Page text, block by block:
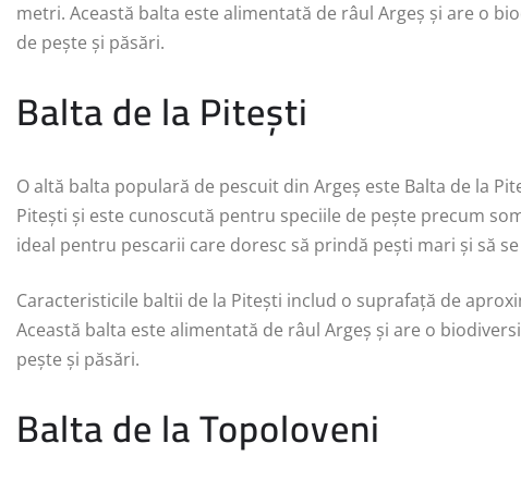
metri. Această balta este alimentată de râul Argeș și are o
de pește și păsări.
Balta de la Pitești
O altă balta populară de pescuit din Argeș este Balta de la
Pitești și este cunoscută pentru speciile de pește precum
ideal pentru pescarii care doresc să prindă pești mari și să
Caracteristicile baltii de la Pitești includ o suprafață de
Această balta este alimentată de râul Argeș și are o
pește și păsări.
Balta de la Topoloveni